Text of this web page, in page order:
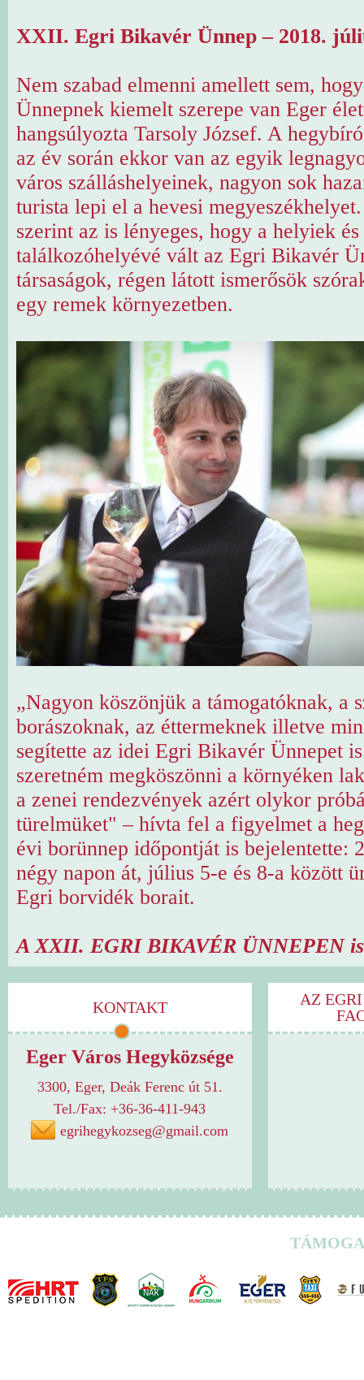
XXII. Egri Bikavér Ünnep – 2018.
Nem szabad elmenni amellett sem,
Ünnepnek kiemelt szerepe van Eger
hangsúlyozta Tarsoly József. A
az év során ekkor van az egyik
város szálláshelyeinek, nagyon sok
turista lepi el a hevesi
szerint az is lényeges, hogy a helyiek
találkozóhelyévé vált az Egri Bikavér
társaságok, régen látott ismerősök
egy remek környezetben.
„Nagyon köszönjük a támogatóknak, a
borászoknak, az éttermeknek illetve
segítette az idei Egri Bikavér Ünnepet
szeretném megköszönni a környéken
a zenei rendezvények azért olykor
türelmüket" – hívta fel a figyelmet a
évi borünnep időpontját is bejelentette:
négy napon át, július 5-e és 8-a között
Egri borvidék borait.
A XXII. EGRI BIKAVÉR ÜNNEPEN
KONTAKT
Eger Város Hegyközsége
3300, Eger, Deák Ferenc út 51.
Tel./Fax: +36-36-411-943
egrihegykozseg@gmail.com
AZ